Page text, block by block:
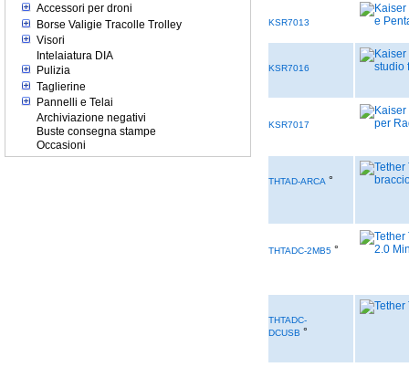
Accessori per droni
Borse Valigie Tracolle Trolley
Visori
Intelaiatura DIA
Pulizia
Taglierine
Pannelli e Telai
Archiviazione negativi
Buste consegna stampe
Occasioni
KSR7013
KSR7016
KSR7017
THTAD-ARCA °
THTADC-2MB5 °
THTADC-
DCUSB °